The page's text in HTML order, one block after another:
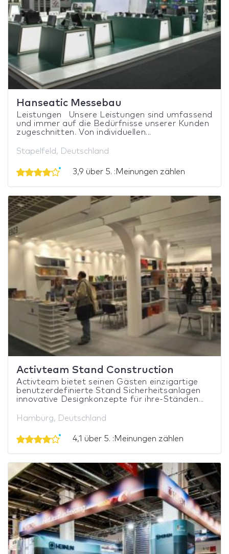
Hanseatic Messebau
Leistungen Unsere Leistungen sind umfassend
und immer auf die Bedürfnisse unserer Kunden
zugeschnitten. Von individuellen...
Stapelfeld, Deutschland
3,9 über 5. :Meinungen zählen
Activteam Stand Construction
Activteam bietet seinen Gästen einzigartige
benutzerdefinierte Stand Sicherheitsanlagen
innovative Designkonzepte für ihre-Ständen...
Hamburg, Deutschland
4,1 über 5. :Meinungen zählen